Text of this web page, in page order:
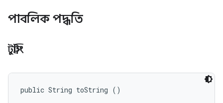
পাবলিক পদ্ধতি
টুস্ট্রিং
public String toString ()